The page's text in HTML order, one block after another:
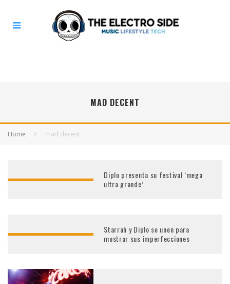
MAD DECENT
Home mad decent
Diplo presenta su festival ‘mega
ultra grande’
Starrah y Diplo se unen para
mostrar sus imperfecciones